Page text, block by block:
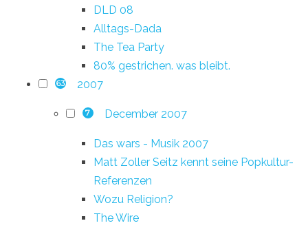
DLD 08
Alltags-Dada
The Tea Party
80% gestrichen. was bleibt.
63 2007
7 December 2007
Das wars - Musik 2007
Matt Zoller Seitz kennt seine Popkultur-
Referenzen
Wozu Religion?
The Wire